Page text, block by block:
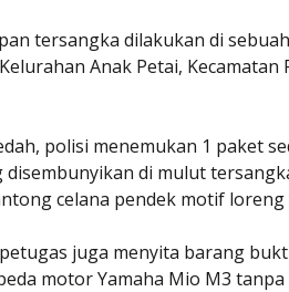
tersangka dilakukan di
Anak Petai,
polisi menemukan 1 paket
disembunyikan di mulut
celana pendek motif loreng
juga menyita barang
motor Yamaha Mio M3